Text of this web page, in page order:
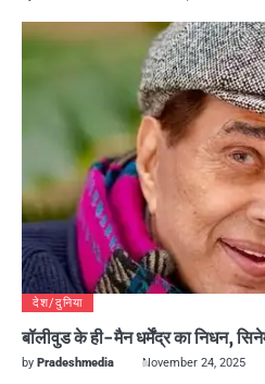
देश/दुनिया
बॉलीवुड के ही-मैन धर्मेंद्र का निधन,
by Pradeshmedia November 24, 2025